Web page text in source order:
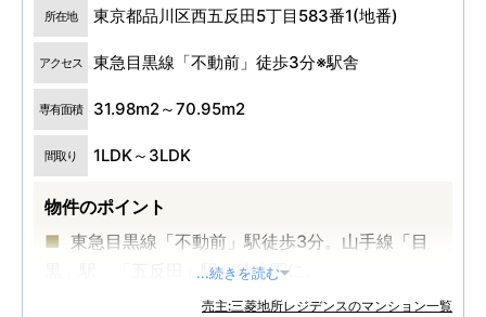
所在地 東京都品川区西五反田5丁目583番1(地番)
アクセス 東急目黒線「不動前」徒歩3分※駅舎
専有面積 31.98m2～70.95m2
間取り 1LDK～3LDK
物件のポイント
東急目黒線「不動前」駅徒歩3分。山手線「目
黒」駅、「五反田」駅が徒歩圏に。
目黒川や林試の森公園など都心にいながら自然
...続きを読む
売主:三菱地所レジデンスのマンション一覧